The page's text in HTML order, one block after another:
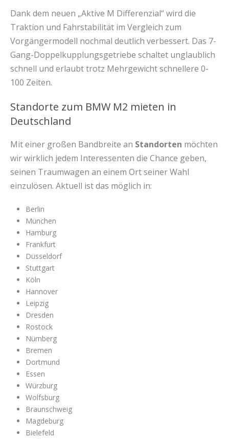
Dank dem neuen „Aktive M Differenzial“ wird die
Traktion und Fahrstabilität im Vergleich zum
Vorgängermodell nochmal deutlich verbessert. Das 7-
Gang-Doppelkupplungsgetriebe schaltet unglaublich
schnell und erlaubt trotz Mehrgewicht schnellere 0-
100 Zeiten.
Standorte zum BMW M2 mieten in
Deutschland
Mit einer großen Bandbreite an Standorten möchten
wir wirklich jedem Interessenten die Chance geben,
seinen Traumwagen an einem Ort seiner Wahl
einzulösen. Aktuell ist das möglich in:
Berlin
München
Hamburg
Frankfurt
Düsseldorf
Stuttgart
Köln
Hannover
Leipzig
Dresden
Rostock
Nürnberg
Bremen
Dortmund
Essen
Würzburg
Wolfsburg
Braunschweig
Magdeburg
Bielefeld